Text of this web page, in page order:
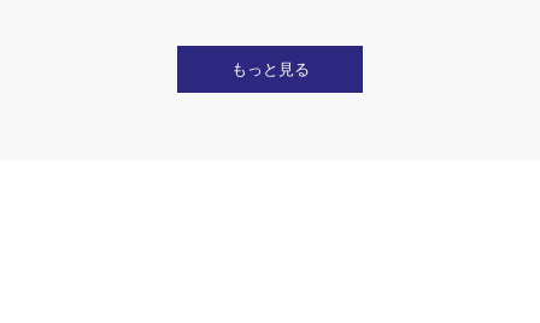
もっと見る